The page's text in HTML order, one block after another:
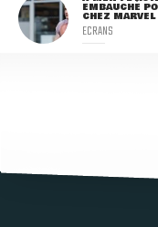
EMBAUCHÉ
CHEZ
ECRANS